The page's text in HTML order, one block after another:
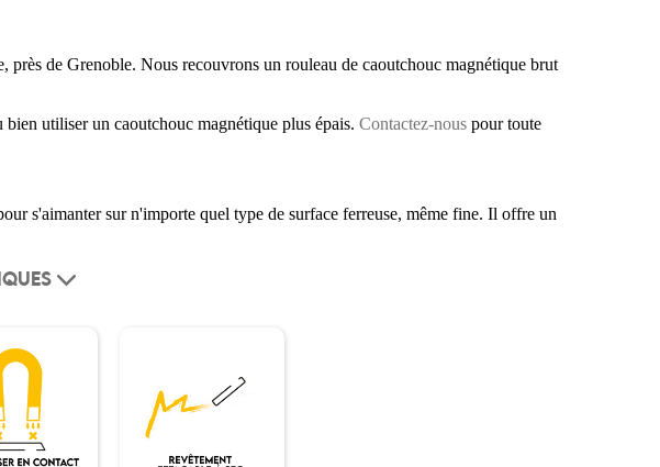
près de Grenoble. Nous recouvrons un rouleau de caoutchouc magnétique brut
bien utiliser un caoutchouc magnétique plus épais.Contactez-nous pour toute
s'aimanter sur n'importe quel type de surface ferreuse, même fine. Il offre un